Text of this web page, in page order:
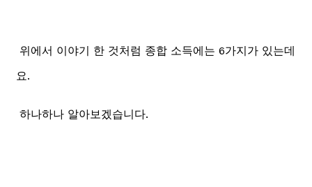
위에서 이야기 한 것처럼 종합 소득에는 6가지가 있는데
요.
하나하나 알아보겠습니다.